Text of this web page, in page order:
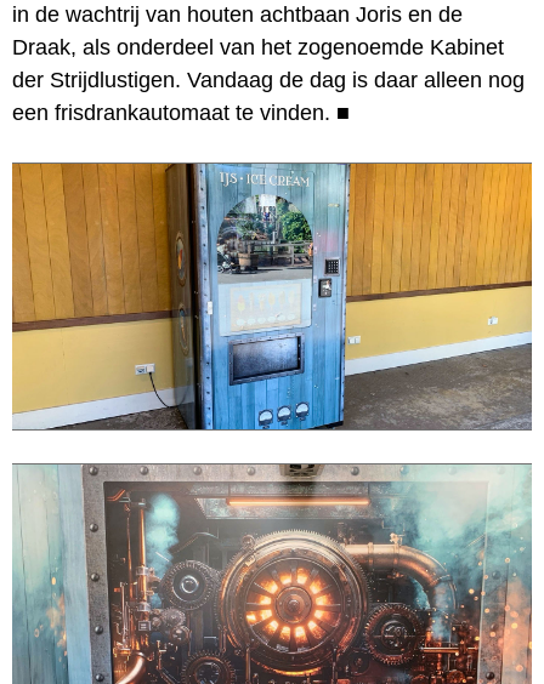
in de wachtrij van houten achtbaan Joris en de
Draak, als onderdeel van het zogenoemde Kabinet
der Strijdlustigen. Vandaag de dag is daar alleen nog
een frisdrankautomaat te vinden. ■